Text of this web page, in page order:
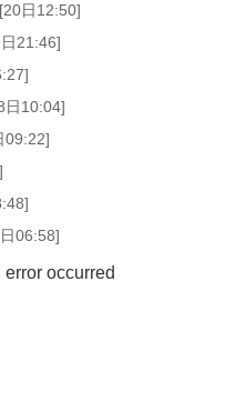
[20日12:50]
21:46]
日10:04]
09:22]
06:58]
error occurred